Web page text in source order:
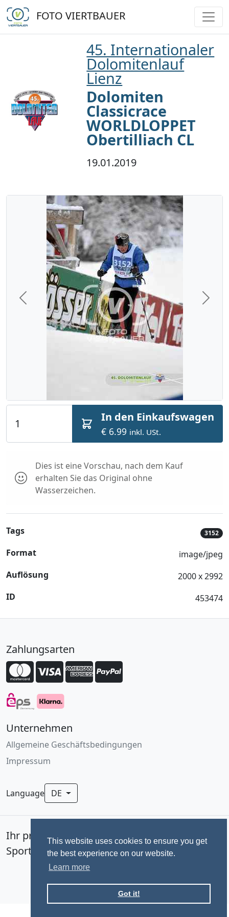
This website uses cookies to ensure you get
the best experience on our website.
Learn more
Got it!
FOTO VIERTBAUER
45. Internationaler
Dolomitenlauf
Lienz
Dolomiten
Classicrace
WORLDLOPPET
Obertilliach CL
19.01.2019
Previous Next
In den Einkaufswagen
€ 6.99 inkl. USt.
Dies ist eine Vorschau, nach dem Kauf
erhalten Sie das Original ohne
Wasserzeichen.
Tags 3152
Format
image/jpeg
Auflösung
2000 x 2992
ID
453474
Zahlungsarten
Unternehmen
Allgemeine Geschäftsbedingungen
Impressum
Language DE
Ihr professionelles Fotoservice für
Sportevents seit 1992.